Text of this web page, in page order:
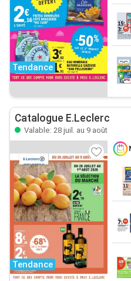
Tendance
Catalogue E.Leclerc
Valable: 28 juil. au 9 août
Tendance